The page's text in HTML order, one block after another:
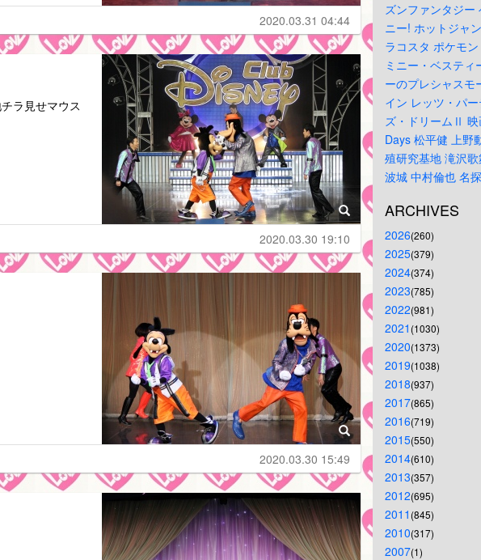
2020.03.31 04:44
ラ見せマウス
2020.03.30 19:10
2020.03.30 15:49
ズンファンタジー
ニー! ホットジャ
ラコスタ ポケモン
ミニー・ベスティ
ーのプレシャスモ
イン レッツ・パ
ズ・ドリームⅡ
Days 松平健 上野
殖研究基地 滝沢
波城 中村倫也 名
ARCHIVES
2026(260)
2025(379)
2024(374)
2023(785)
2022(981)
2021 (1030)
2020(1373)
2019(1038)
2018(937)
2017(865)
2016(719)
2015(550)
2014(610)
2013(357)
2012(695)
2011 (845)
2010(317)
2007(1)